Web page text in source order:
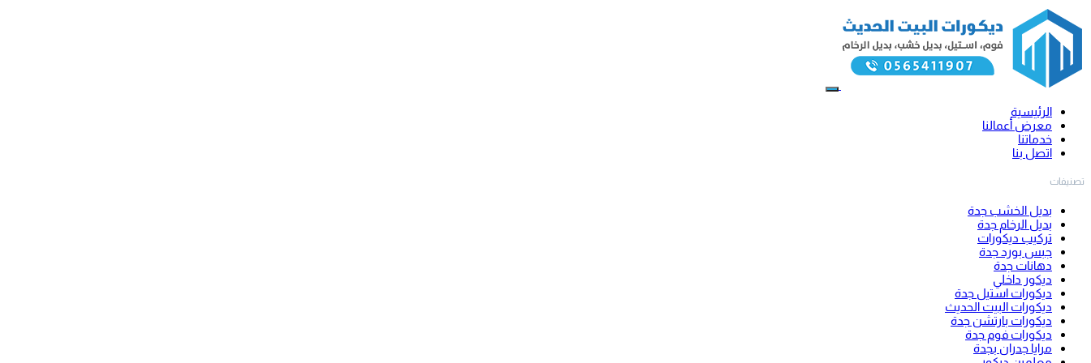
الرئيسية
معرض أعمالنا
خدماتنا
اتصل بنا
تصنيفات
بديل الخشب جدة
بديل الرخام جدة
تركيب ديكورات
جبس بورد جدة
دهانات جدة
ديكور داخلي
ديكورات استيل جدة
ديكورات البيت الحديث
ديكورات بارتشن جدة
ديكورات فوم جدة
مرايا جدران بجدة